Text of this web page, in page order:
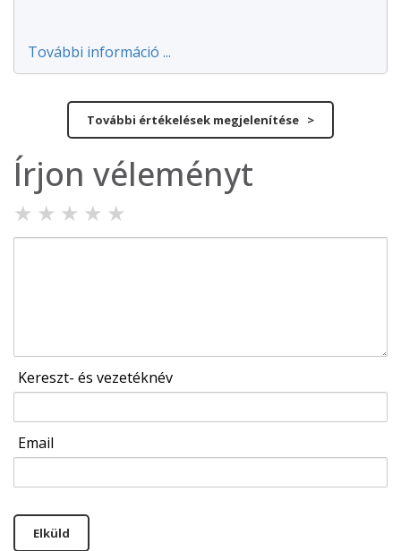
További információ ...
További értékelések megjelenítése >
Írjon véleményt
★ ★ ★ ★ ★
Kereszt- és vezetéknév
Email
Elküld